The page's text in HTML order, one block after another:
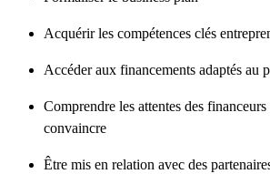
Acquérir les compétences clés
Accéder aux financements adaptés au
Comprendre les attentes des financeurs
convaincre
Être mis en relation avec des